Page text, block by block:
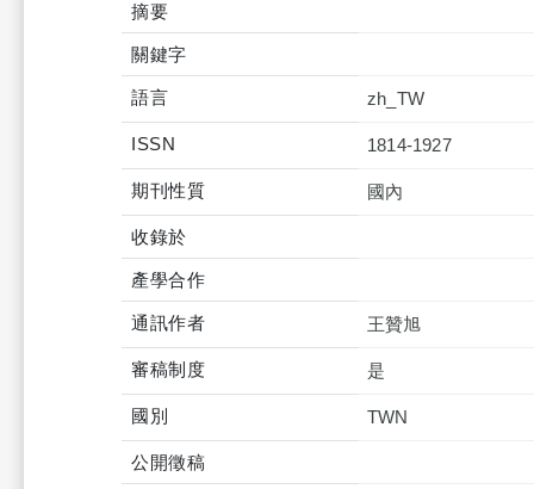
摘要
關鍵字
語言 zh_TW
ISSN 1814-1927
期刊性質 國內
收錄於
產學合作
通訊作者 王贊旭
審稿制度 是
國別 TWN
公開徵稿